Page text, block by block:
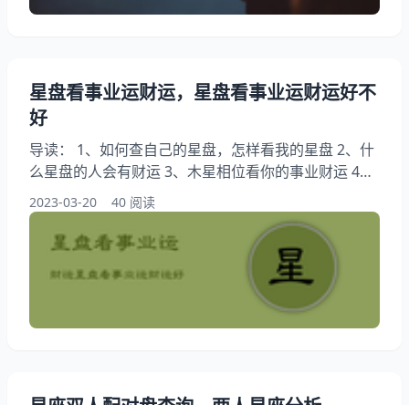
星盘看事业运财运，星盘看事业运财运好不
好
导读： 1、如何查自己的星盘，怎样看我的星盘 2、什
么星盘的人会有财运 3、木星相位看你的事业财运 4、
星盘怎么看运势，谁会通过星盘看整体的运势？最好详
细一些 5、星盘看财运 6、星盘事业 如何查自己的星
盘，怎样看我的星盘 提起如何查自己的星盘，大家都
知道，有人问怎样看我的星盘，另外，还有人想问星盘
是什么啊，怎么知道自己的星盘，你知道这是怎么回
2023-03-20 40 阅读